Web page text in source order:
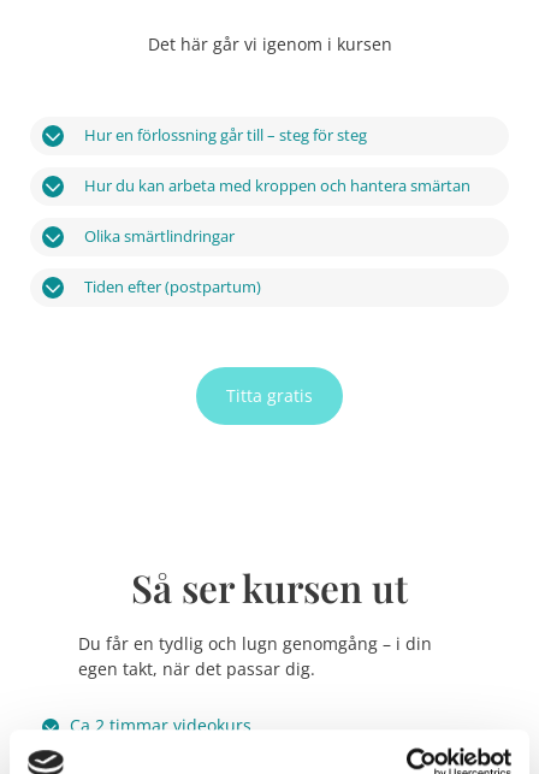
Det här går vi igenom i kursen
Hur en förlossning går till – steg för steg
Hur du kan arbeta med kroppen och hantera smärtan
Olika smärtlindringar
Tiden efter (postpartum)
Titta gratis
Så ser kursen ut
Du får en tydlig och lugn genomgång – i din
egen takt, när det passar dig.
Ca 2 timmar videokurs